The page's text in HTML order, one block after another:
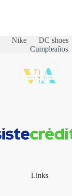
Nike DC shoes
Cumpleaños
Links